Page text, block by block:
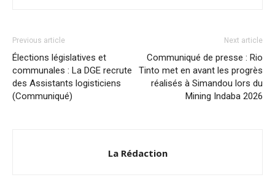
Previous article
Élections législatives et
communales : La DGE recrute
des Assistants logisticiens
(Communiqué)
Next article
Communiqué de presse : Rio
Tinto met en avant les progrès
réalisés à Simandou lors du
Mining Indaba 2026
La Rédaction